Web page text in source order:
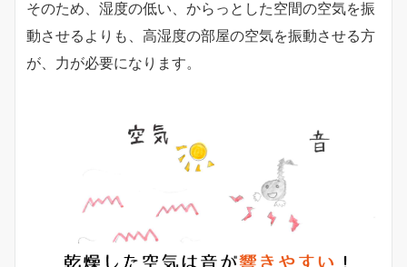
そのため、湿度の低い、からっとした空間の空気を振
動させるよりも、高湿度の部屋の空気を振動させる方
が、力が必要になります。